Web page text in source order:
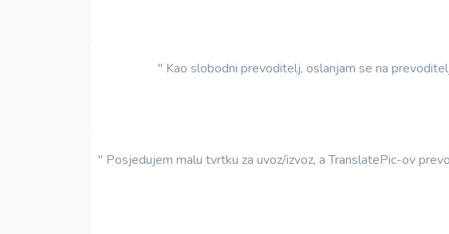
" Kao slobodni prevoditelj, oslanjam se na
" Posjedujem malu tvrtku za uvoz/izvoz, a TranslatePic-ov